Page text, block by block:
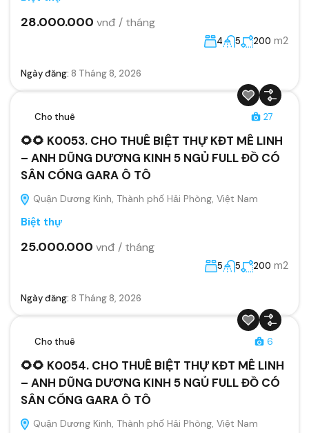
28.000.000 vnđ / tháng
4 5 200 m2
Ngày đăng: 8 Tháng 8, 2026
Cho thuê 27
🌻🌻 K0053. CHO THUÊ BIỆT THỰ KĐT MÊ LINH
– ANH DŨNG DƯƠNG KINH 5 NGỦ FULL ĐỒ CÓ
SÂN CỔNG GARA Ô TÔ
Quận Dương Kinh, Thành phố Hải Phòng, Việt Nam
Biệt thự
25.000.000 vnđ / tháng
5 5 200 m2
Ngày đăng: 8 Tháng 8, 2026
Cho thuê 6
🌻🌻 K0054. CHO THUÊ BIỆT THỰ KĐT MÊ LINH
– ANH DŨNG DƯƠNG KINH 5 NGỦ FULL ĐỒ CÓ
SÂN CỔNG GARA Ô TÔ
Quận Dương Kinh, Thành phố Hải Phòng, Việt Nam